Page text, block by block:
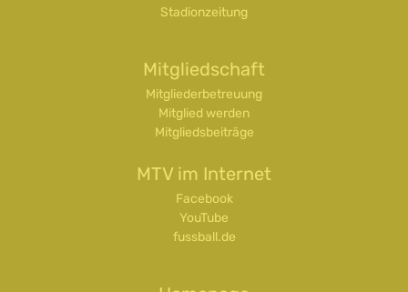
Stadionzeitung
Mitgliedschaft
Mitgliederbetreuung
Mitglied werden
Mitgliedsbeiträge
MTV im Internet
Facebook
YouTube
fussball.de